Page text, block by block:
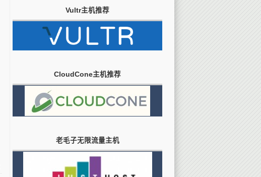
Vultr主机推荐
CloudCone主机推荐
老毛子无限流量主机